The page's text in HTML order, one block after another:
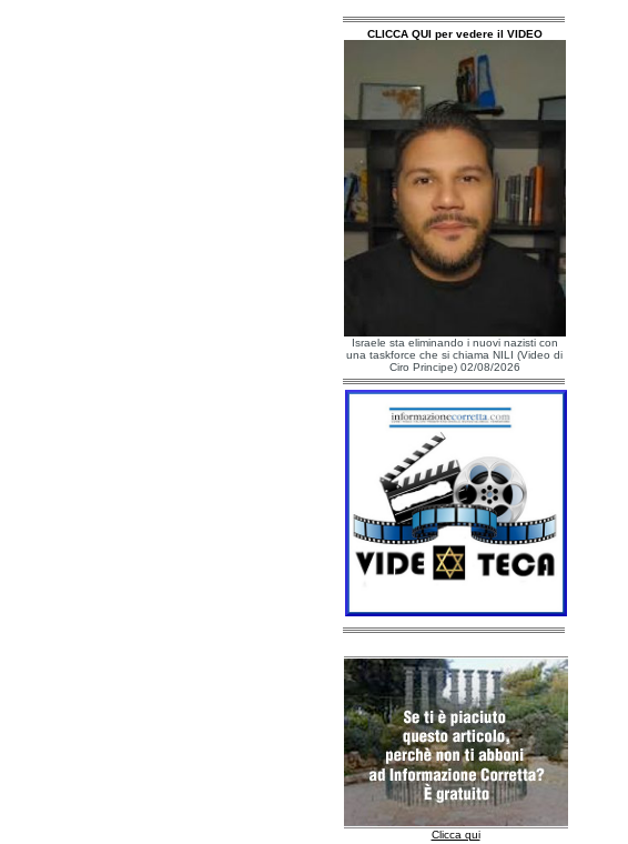
CLICCA QUI per vedere il VIDEO
Israele sta eliminando i nuovi nazisti con
una taskforce che si chiama NILI (Video di
Ciro Principe) 02/08/2026
Clicca qui